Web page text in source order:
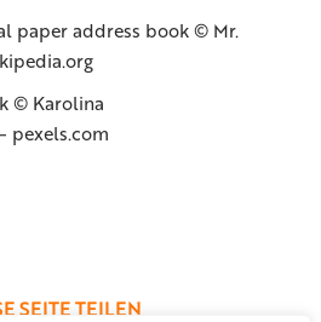
paper address book © Mr.
© Karolina
pexels.com
SEITE TEILEN